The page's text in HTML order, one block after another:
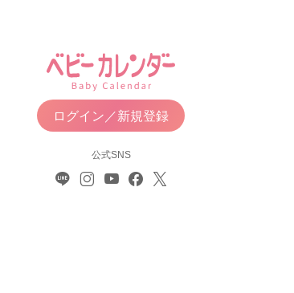
ログイン／新規登録
公式SNS